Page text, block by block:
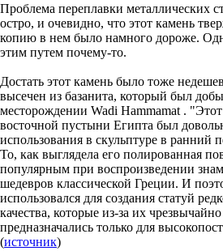
Проблема переплавки металлических
остро, и очевидно, что этот камень
копию в нем было намного дороже.
этим путем почему-то.
Достать этот камень было тоже
высечен из базанита, который был
месторождении Wadi Hammamat .
восточной пустыни Египта был
использования в скульптуре в ранний
То, как выглядела его полированная
популярным при воспроизведении
шедевров классической Греции. И
использовался для создания статуй
качества, которые из-за их
предназначались только для
(источник)